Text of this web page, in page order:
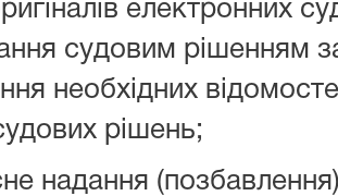
електронних
судовим рішенням
необхідних
рішень;
надання